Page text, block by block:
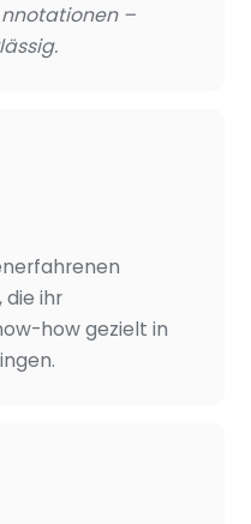
–
ihr
how gezielt in